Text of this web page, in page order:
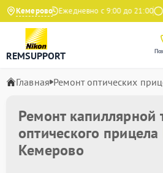
Кемерово
на Яндекс Ежедневно с 9:00 до 21:00
REMSUPPORT
Главная Ремонт оптических
Ремонт капиллярной
оптического прицела
Кемерово